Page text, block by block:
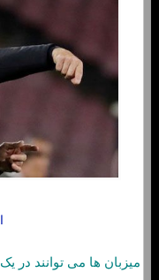
میزبان ها می توانند در